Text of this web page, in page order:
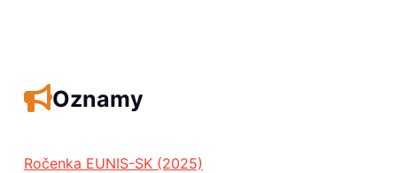
Oznamy
Ročenka EUNIS-SK (2025)